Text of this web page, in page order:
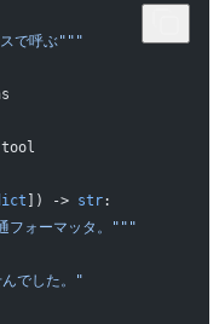
で呼ぶ"""
tool
]) -> str:
フォーマッタ。"""
でした。"